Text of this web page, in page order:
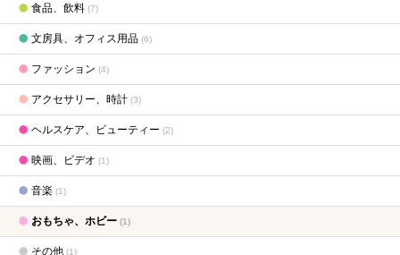
食品、飲料 (7)
文房具、オフィス用品 (6)
ファッション (4)
アクセサリー、時計 (3)
ヘルスケア、ビューティー (2)
映画、ビデオ (1)
音楽 (1)
おもちゃ、ホビー (1)
その他 (1)